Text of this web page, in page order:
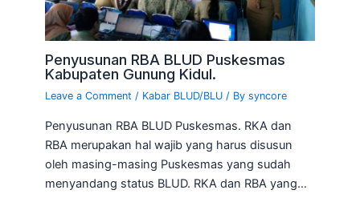
Penyusunan RBA BLUD Puskesmas
Kabupaten Gunung Kidul.
Leave a Comment / Kabar BLUD/BLU / Bysyncore
Penyusunan RBA BLUD Puskesmas. RKA dan
RBA merupakan hal wajib yang harus disusun
oleh masing-masing Puskesmas yang sudah
menyandang status BLUD. RKA dan RBA yang…